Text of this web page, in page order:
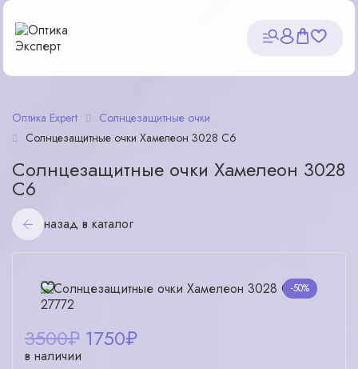
Оптика Expert
Солнцезащитные очки
Солнцезащитные очки Хамелеон 3028 С6
Солнцезащитные очки Хамелеон 3028
С6
назад в каталог
-50%
3500₽ 1750₽
в наличии